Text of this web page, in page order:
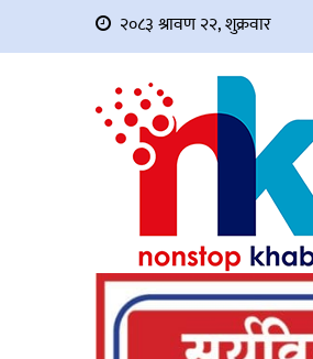
२०८३ श्रावण २२, शुक्रवार